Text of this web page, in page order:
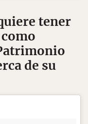
tener
de su